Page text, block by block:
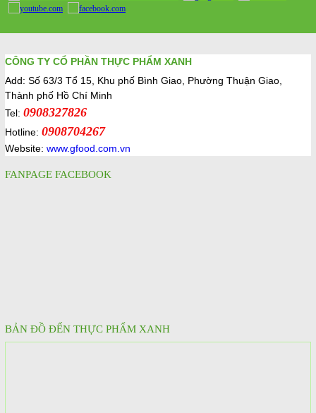
CÔNG TY CỔ PHẦN THỰC PHẨM XANH
Add: Số 63/3 Tổ 15, Khu phố Bình Giao, Phường Thuận Giao,
Thành phố Hồ Chí Minh
Tel: 0908327826
Hotline: 0908704267
Website: www.gfood.com.vn
FANPAGE FACEBOOK
BẢN ĐỒ ĐẾN THỰC PHẨM XANH